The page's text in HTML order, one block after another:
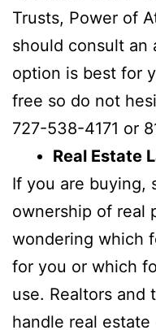
Trusts, Power of
should consult
option is best for
free so do not
727-538-4171 or
Real Estate
If you are buying,
ownership of real
wondering which
for you or which
use. Realtors and
handle real